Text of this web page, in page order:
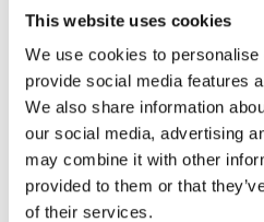
This website uses cookies
We use cookies to
provide social media features
We also share information
our social media, advertising
may combine it with other
provided to them or that
of their services.
de mult despre
oferă fiecare material
polistiren, la spumă
În același timp însă,
multitudinea de
de izolare au apărut